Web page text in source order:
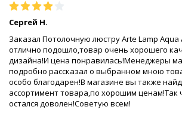
Сергей Н.
Заказал Потолочную люстру Arte Lamp Aqua
отлично подошло,товар очень хорошего
дизайна!И цена понравилась!Менеджеры
подробно рассказал о выбранном мною
особо благодарен!В магазине вы также
ассортимент товара,по хорошим ценам!Так
остался доволен!Советую всем!